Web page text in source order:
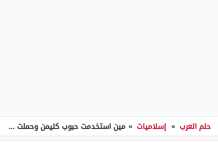
حلم العرب » إسلاميات » مين استخدمت حبوب كليمن وحملت بتوأم